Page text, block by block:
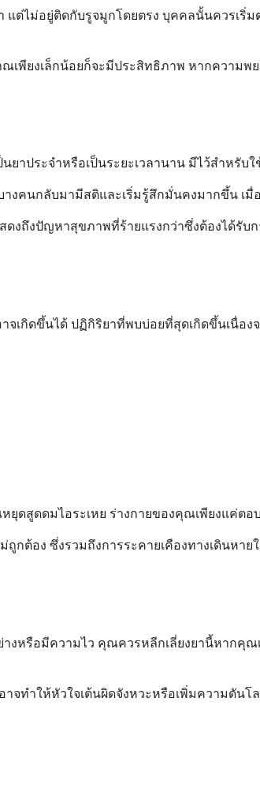
ต่ไม่อยู่ติดกับรูจมูกโดยตรง บุคคลนั้นควรเริ่
พียงเล็กน้อยก็จะมีประสิทธิภาพ หากความ
ประจำหรือเป็นระยะเวลานาน มีไว้สำหรับใ
างคนกลับมามีสติและเริ่มรู้สึกมั่นคงมากขึ้น
ถึงปัญหาสุขภาพที่ร้ายแรงกว่าซึ่งต้องได้รับ
เกิดขึ้นได้ ปฏิกิริยาที่พบบ่อยที่สุดเกิดขึ้นเนื่อ
ดสูดดมไอระเหย ร่างกายของคุณเพียงแค่ต
ต้อง ซึ่งรวมถึงการระคายเคืองทางเดินหา
หรือมีความไว คุณควรหลีกเลี่ยงยานี้หากคุ
จทำให้หัวใจเต้นผิดจังหวะหรือเพิ่มความดั